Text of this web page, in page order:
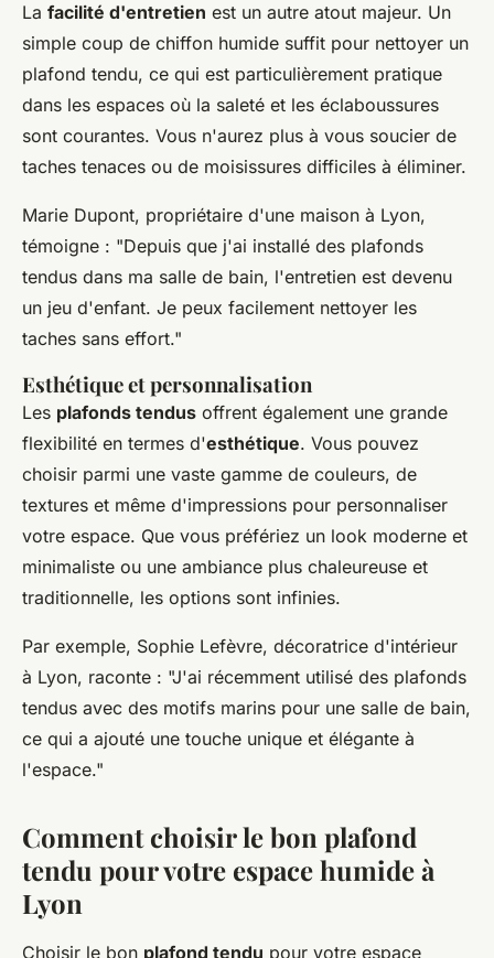
La facilité d'entretien est un autre atout majeur. Un
simple coup de chiffon humide suffit pour nettoyer un
plafond tendu, ce qui est particulièrement pratique
dans les espaces où la saleté et les éclaboussures
sont courantes. Vous n'aurez plus à vous soucier de
taches tenaces ou de moisissures difficiles à éliminer.
Marie Dupont, propriétaire d'une maison à Lyon,
témoigne : "Depuis que j'ai installé des plafonds
tendus dans ma salle de bain, l'entretien est devenu
un jeu d'enfant. Je peux facilement nettoyer les
taches sans effort."
Esthétique et personnalisation
Les plafonds tendus offrent également une grande
flexibilité en termes d'esthétique. Vous pouvez
choisir parmi une vaste gamme de couleurs, de
textures et même d'impressions pour personnaliser
votre espace. Que vous préfériez un look moderne et
minimaliste ou une ambiance plus chaleureuse et
traditionnelle, les options sont infinies.
Par exemple, Sophie Lefèvre, décoratrice d'intérieur
à Lyon, raconte : "J'ai récemment utilisé des plafonds
tendus avec des motifs marins pour une salle de bain,
ce qui a ajouté une touche unique et élégante à
l'espace."
Comment choisir le bon plafond
tendu pour votre espace humide à
Lyon
Choisir le bon plafond tendu pour votre espace